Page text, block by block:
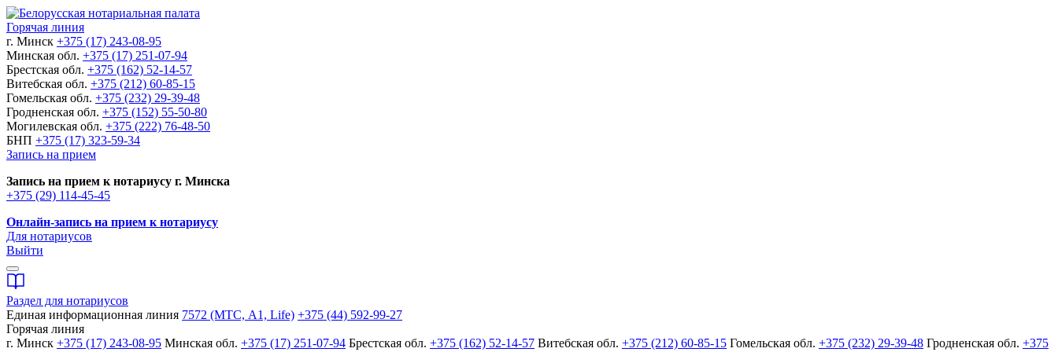
Горячая линия
г. Минск +375 (17) 243-08-95
Минская обл. +375 (17) 251-07-94
Брестская обл. +375 (162) 52-14-57
Витебская обл. +375 (212) 60-85-15
Гомельская обл. +375 (232) 29-39-48
Гродненская обл. +375 (152) 55-50-80
Могилевская обл. +375 (222) 76-48-50
БНП +375 (17) 323-59-34
Запись на прием
Запись на прием к нотариусу г. Минска
+375 (29) 114-45-45
Онлайн-запись на прием к нотариусу
Для нотариусов
Выйти
Раздел для нотариусов
Единая информационная линия 7572 (МТС, A1, Life) +375 (44) 592-99-27
Горячая линия
г. Минск +375 (17) 243-08-95 Минская обл. +375 (17) 251-07-94 Брестская обл. +375 (162) 52-14-57 Витебская обл. +375 (212) 60-85-15 Гомельская обл. +375 (232) 29-39-48 Гродненская обл. +375